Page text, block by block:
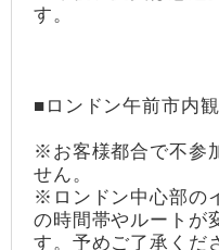
す。
■ロンドン午前市内
※お客様都合で不参
せん。
※ロンドン中心部の
の時間帯やルートが
す。予めご了承くだ